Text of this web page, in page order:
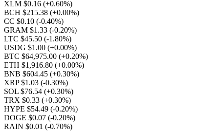
XLM $0.16 (+0.60%)
BCH $215.38 (+0.00%)
CC $0.10 (-0.40%)
GRAM $1.33 (-0.20%)
LTC $45.50 (-1.80%)
USDG $1.00 (+0.00%)
BTC $64,975.00 (+0.20%)
ETH $1,916.80 (+0.00%)
BNB $604.45 (+0.30%)
XRP $1.03 (-0.30%)
SOL $76.54 (+0.30%)
TRX $0.33 (+0.30%)
HYPE $54.49 (-0.20%)
DOGE $0.07 (-0.20%)
RAIN $0.01 (-0.70%)